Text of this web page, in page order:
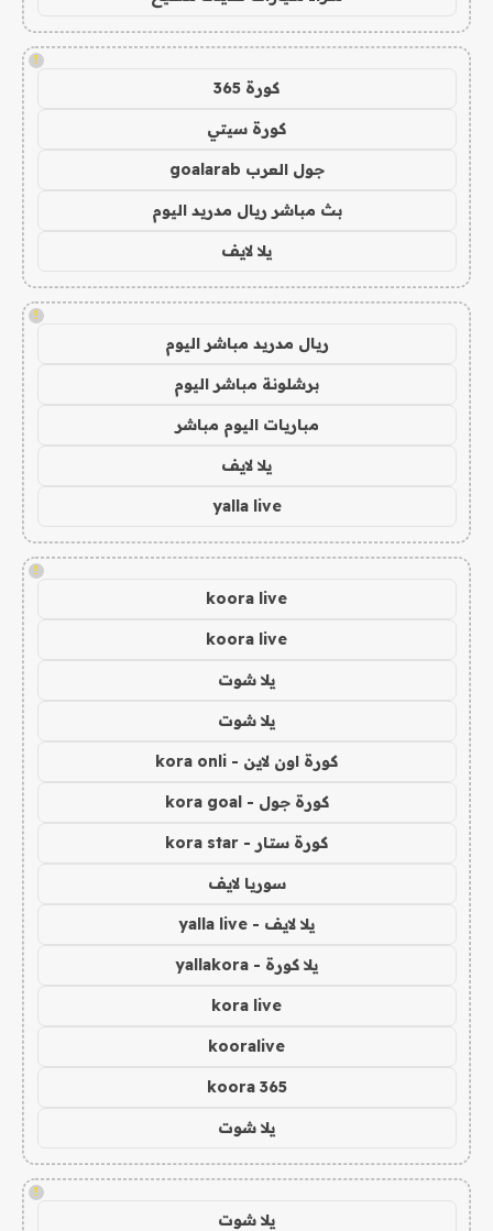
!
كورة 365
كورة سيتي
جول العرب goalarab
بث مباشر ريال مدريد اليوم
يلا لايف
!
ريال مدريد مباشر اليوم
برشلونة مباشر اليوم
مباريات اليوم مباشر
يلا لايف
yalla live
!
koora live
koora live
يلا شوت
يلا شوت
كورة اون لاين - kora onli
كورة جول - kora goal
كورة ستار - kora star
سوريا لايف
يلا لايف - yalla live
يلا كورة - yallakora
kora live
kooralive
koora 365
يلا شوت
!
يلا شوت